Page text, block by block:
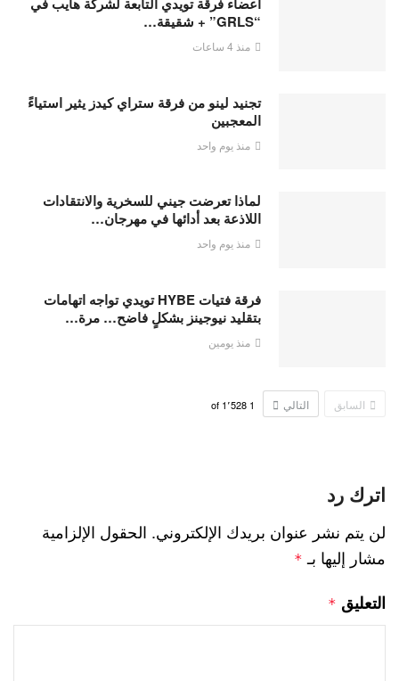
“GRLS” + شقيقة…
منذ 4 ساعات
تجنيد لينو من فرقة ستراي كيدز يثير استياءً
المعجبين
منذ يوم واحد
لماذا تعرضت جيني للسخرية والانتقادات
اللاذعة بعد أدائها في مهرجان…
منذ يوم واحد
فرقة فتيات HYBE تويدي تواجه اتهامات
بتقليد نيوجينز بشكلٍ فاضح… مرة…
منذ يومين
السابق التالي 1 1٬528
اترك رد
لن يتم نشر عنوان بريدك الإلكتروني. الحقول الإلزامية
مشار إليها بـ *
التعليق *